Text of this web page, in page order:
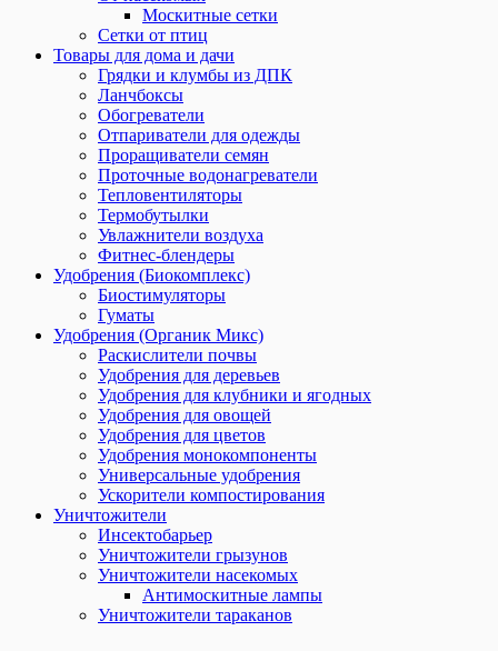
Москитные сетки
Сетки от птиц
Товары для дома и дачи
Грядки и клумбы из ДПК
Ланчбоксы
Обогреватели
Отпариватели для одежды
Проращиватели семян
Проточные водонагреватели
Тепловентиляторы
Термобутылки
Увлажнители воздуха
Фитнес-блендеры
Удобрения (Биокомплекс)
Биостимуляторы
Гуматы
Удобрения (Органик Микс)
Раскислители почвы
Удобрения для деревьев
Удобрения для клубники и ягодных
Удобрения для овощей
Удобрения для цветов
Удобрения монокомпоненты
Универсальные удобрения
Ускорители компостирования
Уничтожители
Инсектобарьер
Уничтожители грызунов
Уничтожители насекомых
Антимоскитные лампы
Уничтожители тараканов